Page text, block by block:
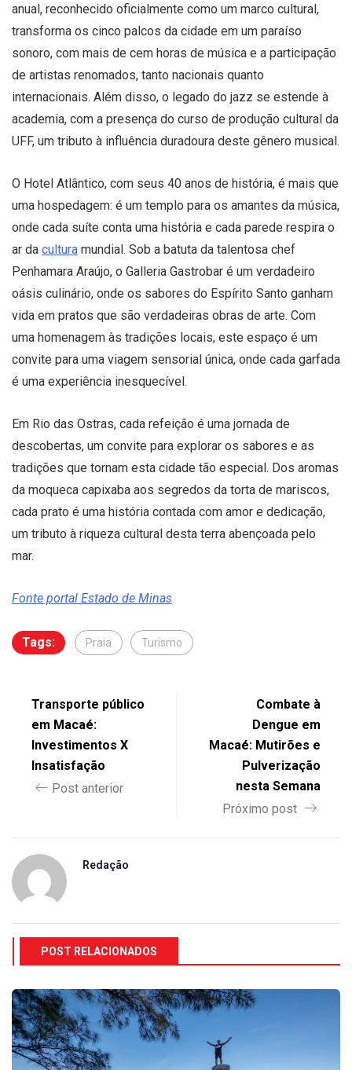
anual, reconhecido oficialmente como um marco cultural,
transforma os cinco palcos da cidade em um paraíso
sonoro, com mais de cem horas de música e a participação
de artistas renomados, tanto nacionais quanto
internacionais. Além disso, o legado do jazz se estende à
academia, com a presença do curso de produção cultural da
UFF, um tributo à influência duradoura deste gênero musical.
O Hotel Atlântico, com seus 40 anos de história, é mais que
uma hospedagem: é um templo para os amantes da música,
onde cada suíte conta uma história e cada parede respira o
ar da cultura mundial. Sob a batuta da talentosa chef
Penhamara Araújo, o Galleria Gastrobar é um verdadeiro
oásis culinário, onde os sabores do Espírito Santo ganham
vida em pratos que são verdadeiras obras de arte. Com
uma homenagem às tradições locais, este espaço é um
convite para uma viagem sensorial única, onde cada garfada
é uma experiência inesquecível.
Em Rio das Ostras, cada refeição é uma jornada de
descobertas, um convite para explorar os sabores e as
tradições que tornam esta cidade tão especial. Dos aromas
da moqueca capixaba aos segredos da torta de mariscos,
cada prato é uma história contada com amor e dedicação,
um tributo à riqueza cultural desta terra abençoada pelo
mar.
Fonte portal Estado de Minas
Tags: Praia Turismo
Transporte público
em Macaé:
Investimentos X
Insatisfação
Post anterior
Combate à
Dengue em
Macaé: Mutirões e
Pulverização
nesta Semana
Próximo post
Redação
POST RELACIONADOS